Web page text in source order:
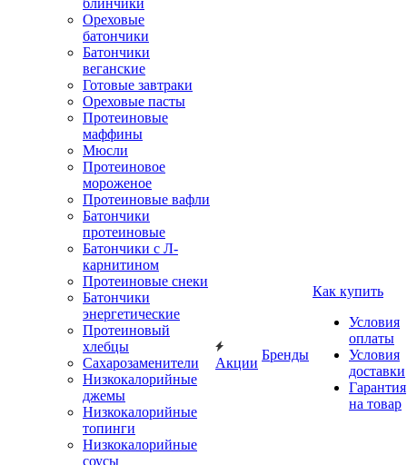
блинчики
Ореховые
батончики
Батончики
веганские
Готовые завтраки
Ореховые пасты
Протеиновые
маффины
Мюсли
Протеиновое
мороженое
Протеиновые вафли
Батончики
протеиновые
Батончики с Л-
карнитином
Протеиновые снеки
Батончики
энергетические
Протеиновый
хлебцы
Сахарозаменители
Низкокалорийные
джемы
Низкокалорийные
топинги
Низкокалорийные
соусы
Акции
Бренды
Как купить
Условия
оплаты
Условия
доставки
Гарантия
на товар